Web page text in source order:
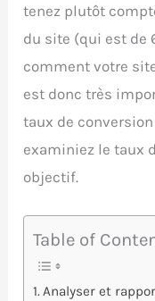
tenez plutôt
du site (qui est de
comment votre
est donc très
taux de
examiniez le taux
objectif.
Table of
Analyser et